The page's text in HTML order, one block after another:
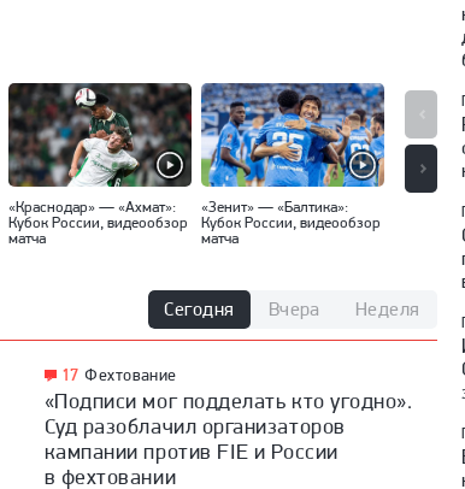
«Краснодар» — «Ахмат»:
Кубок России, видеообзор
матча
«Зенит» — «Балтика»:
Кубок России, видеообзор
матча
Кубок
Сегодня Вчера Неделя
17 Фехтование
«Подписи мог подделать кто угодно».
Суд разоблачил организаторов
кампании против FIE и России
в фехтовании